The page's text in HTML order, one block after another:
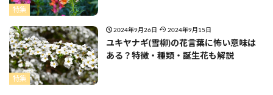
特集
特集
2024年9月26日 2024年9月15日
ユキヤナギ(雪柳)の花言葉に怖い意味は
ある？特徴・種類・誕生花も解説